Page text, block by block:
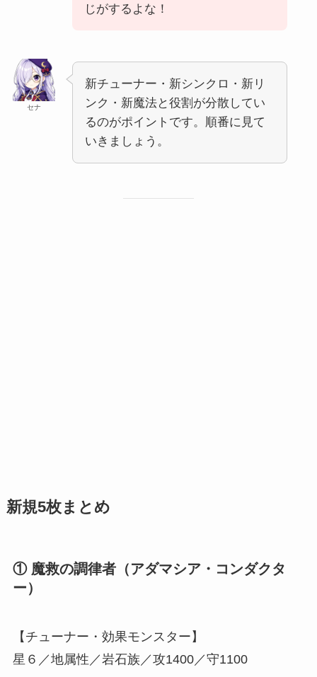
じがするよな！
セナ
新チューナー・新シンクロ・新リ
ンク・新魔法と役割が分散してい
るのがポイントです。順番に見て
いきましょう。
新規5枚まとめ
① 魔救の調律者（アダマシア・コンダクタ
ー）
【チューナー・効果モンスター】
星６／地属性／岩石族／攻1400／守1100